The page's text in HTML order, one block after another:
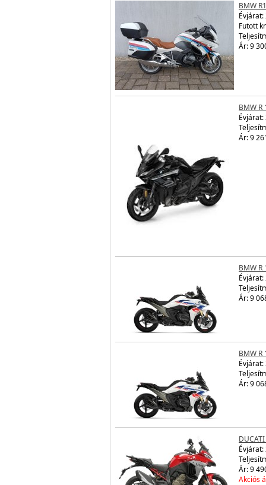
BMW
Évjárat:
Futott
Ár: 9
BMW R
Évjárat:
Ár: 9
BMW R
Évjárat:
Ár: 9
BMW R
Évjárat:
Ár: 9
Évjárat:
Ár: 9
Akciós